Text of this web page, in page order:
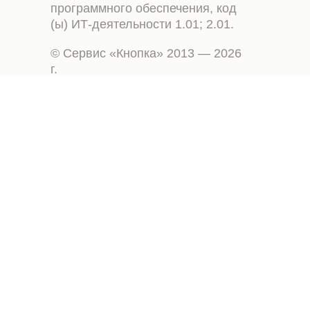
программного обеспечения, код
(ы) ИТ-деятельности 1.01; 2.01.
© Сервис «Кнопка» 2013 — 2026
г.